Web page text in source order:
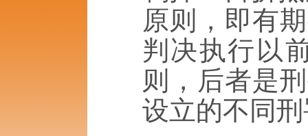
原则，即有
判决执行以
则，后者是
设立的不同